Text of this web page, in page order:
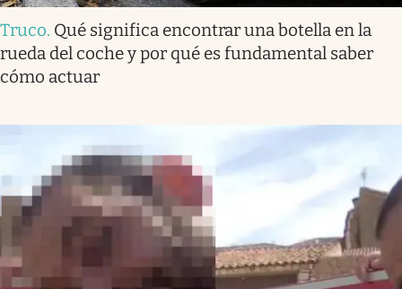
Truco. Qué significa encontrar una botella en la
rueda del coche y por qué es fundamental saber
cómo actuar